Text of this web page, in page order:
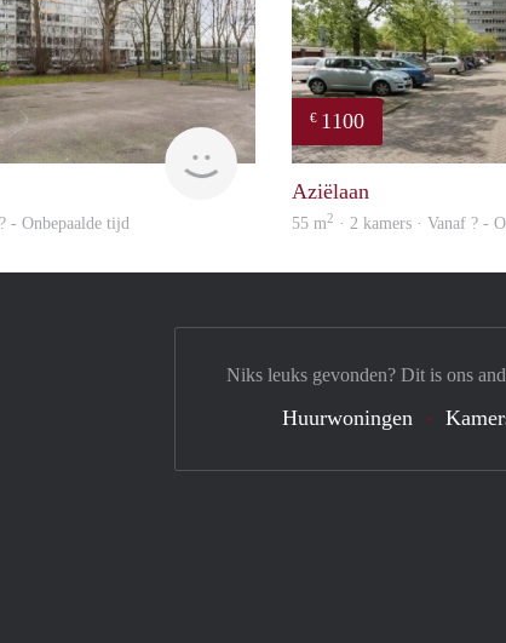
rent
- Onbepaalde tijd
€ 1100
Aziëlaan
55 m2 · 2 kamers · Vanaf ? -
Niks leuks gevonden? Dit is ons
Huurwoningen